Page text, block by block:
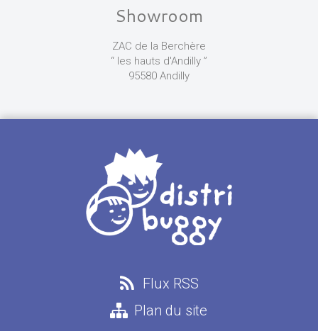
Showroom
ZAC de la Berchère
“ les hauts d'Andilly ”
95580 Andilly
Flux RSS
Plan du site